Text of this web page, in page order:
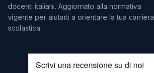
docenti italiani. Aggiornato alla normativa
vigente per aiutarti a orientare la tua carriera
scolastica.